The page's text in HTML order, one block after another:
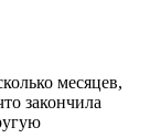
месяцев,
закончила